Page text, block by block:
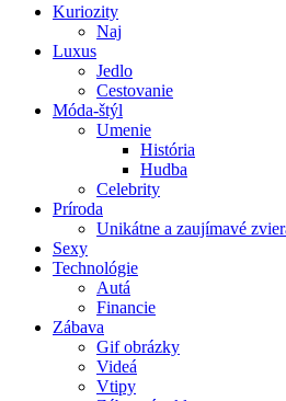
Kuriozity
Naj
Luxus
Jedlo
Cestovanie
Móda-štýl
Umenie
História
Hudba
Celebrity
Príroda
Unikátne a zaujímavé
Sexy
Technológie
Autá
Financie
Zábava
Gif obrázky
Videá
Vtipy